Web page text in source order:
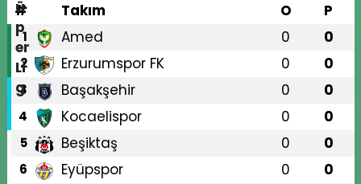
#
Takım O P
1 Amed 0 0
2 Erzurumspor FK 0 0
3 Başakşehir 0 0
4 Kocaelispor 0 0
5 Beşiktaş 0 0
6 Eyüpspor 0 0